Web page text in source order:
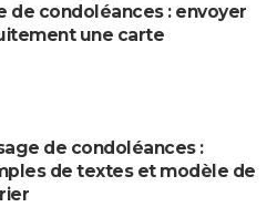
de condoléances : envoyer
une carte
de condoléances :
de textes et modèle de